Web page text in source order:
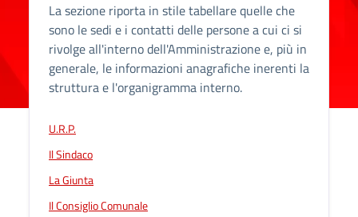
La sezione riporta in stile tabellare quelle che
sono le sedi e i contatti delle persone a cui ci si
rivolge all'interno dell'Amministrazione e, più in
generale, le informazioni anagrafiche inerenti la
struttura e l'organigramma interno.
U.R.P.
Il Sindaco
La Giunta
Il Consiglio Comunale